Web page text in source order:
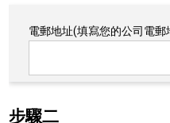
電郵地址(填寫您的公司電郵
步驟二